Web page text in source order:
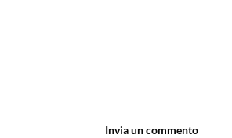
Invia un commento